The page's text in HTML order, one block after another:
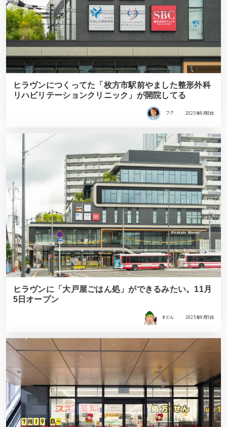
ヒラヴンにつくってた「枚方市駅前やました整形外科
リハビリテーションクリニック」が開院してる
フク 2025年9月8日
ヒラヴンに「大戸屋ごはん処」ができるみたい。11月
5日オープン
すどん 2025年9月5日